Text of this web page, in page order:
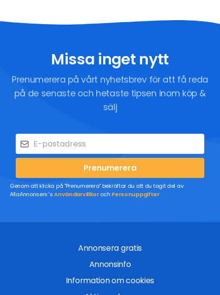
Missa inget nytt
Prenumerera på vårt nyhetsbrev för att få reda
på de senaste och hetaste tipsen inom köp &
sälj
Prenumerera
Genom att klicka på "Prenumerera" bekräftar du att du tagit del av
AllaAnnonsers´sAnvändarvillkoroch Personuppgifter
Annonsera gratis
Annonsinfo
Information om cookies